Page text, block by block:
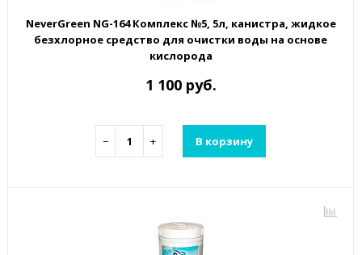
NeverGreen NG-164 Комплекс №5, 5л, канистра, жидкое
безхлорное средство для очистки воды на основе
кислорода
1 100 руб.
− + В корзину